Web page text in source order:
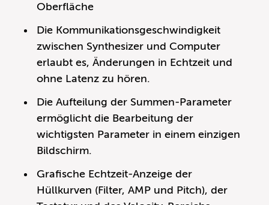
Oberfläche
Die Kommunikationsgeschwindigkeit
zwischen Synthesizer und Computer
erlaubt es, Änderungen in Echtzeit und
ohne Latenz zu hören.
Die Aufteilung der Summen-Parameter
ermöglicht die Bearbeitung der
wichtigsten Parameter in einem einzigen
Bildschirm.
Grafische Echtzeit-Anzeige der
Hüllkurven (Filter, AMP und Pitch), der